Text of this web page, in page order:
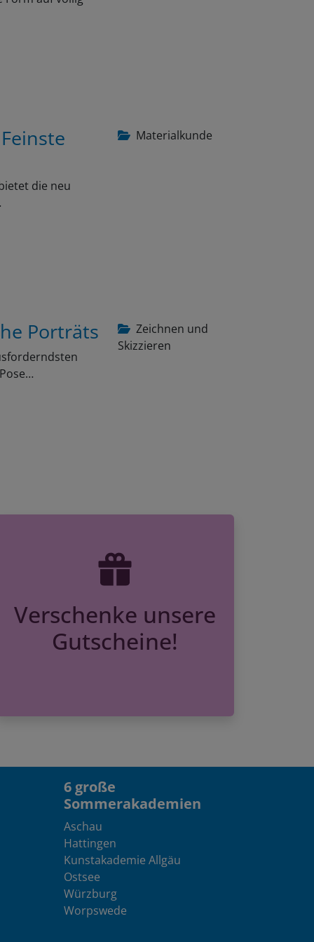
Materialkunde
die neu
Zeichnen und
Skizzieren
Porträts
Verschenke unsere
Gutscheine!
6 große
Sommerakademien
Aschau
Hattingen
Kunstakademie Allgäu
Ostsee
Würzburg
Worpswede